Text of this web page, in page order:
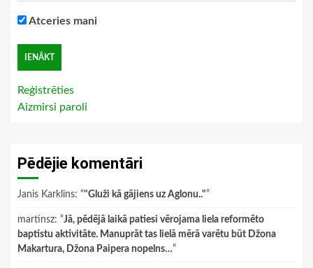
Atceries mani
Reģistrēties
Aizmirsi paroli
Pēdējie komentāri
Janis Karklins: “"Gluži kā gājiens uz Aglonu.."”
martinsz: “Jā, pēdējā laikā patiesi vērojama liela reformēto
baptistu aktivitāte. Manuprāt tas lielā mērā varētu būt Džona
Makartura, Džona Paipera nopelns…”